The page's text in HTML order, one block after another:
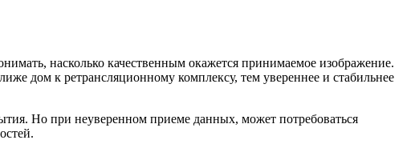
насколько качественным окажется принимаемое изображение.
дом к ретрансляционному комплексу, тем увереннее и стабильнее
Но при неуверенном приеме данных, может потребоваться